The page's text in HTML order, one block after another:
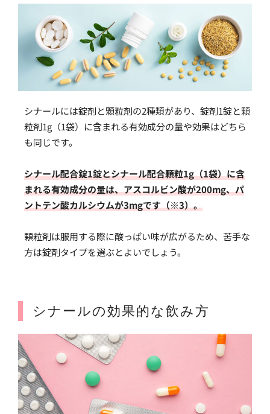
シナールには錠剤と顆粒剤の2種類があり、錠剤1錠と顆
粒剤1g（1袋）に含まれる有効成分の量や効果はどちら
も同じです。
シナール配合錠1錠とシナール配合顆粒1g（1袋）に含
まれる有効成分の量は、アスコルビン酸が200mg、パ
ントテン酸カルシウムが3mgです（※3）。
顆粒剤は服用する際に酸っぱい味が広がるため、苦手な
方は錠剤タイプを選ぶとよいでしょう。
シナールの効果的な飲み方